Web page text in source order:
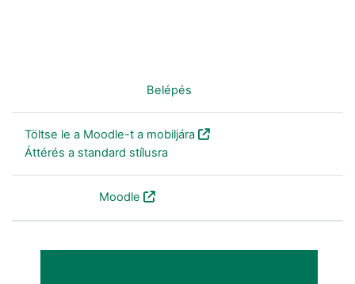
Belépés
Töltse le a Moodle-t a mobiljára
Áttérés a standard stílusra
Moodle